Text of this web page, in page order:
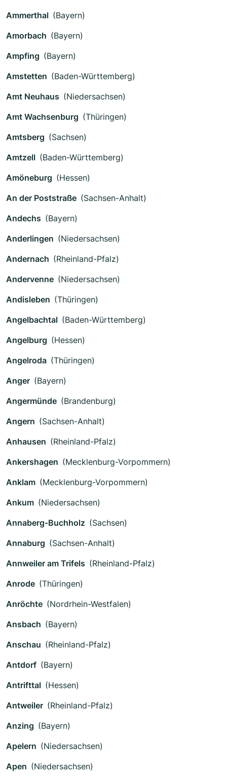
Ammerthal (Bayern)
Amorbach (Bayern)
Ampfing (Bayern)
Amstetten (Baden-Württemberg)
Amt Neuhaus (Niedersachsen)
Amt Wachsenburg (Thüringen)
Amtsberg (Sachsen)
Amtzell (Baden-Württemberg)
Amöneburg (Hessen)
An der Poststraße (Sachsen-Anhalt)
Andechs (Bayern)
Anderlingen (Niedersachsen)
Andernach (Rheinland-Pfalz)
Andervenne (Niedersachsen)
Andisleben (Thüringen)
Angelbachtal (Baden-Württemberg)
Angelburg (Hessen)
Angelroda (Thüringen)
Anger (Bayern)
Angermünde (Brandenburg)
Angern (Sachsen-Anhalt)
Anhausen (Rheinland-Pfalz)
Ankershagen (Mecklenburg-Vorpommern)
Anklam (Mecklenburg-Vorpommern)
Ankum (Niedersachsen)
Annaberg-Buchholz (Sachsen)
Annaburg (Sachsen-Anhalt)
Annweiler am Trifels (Rheinland-Pfalz)
Anrode (Thüringen)
Anröchte (Nordrhein-Westfalen)
Ansbach (Bayern)
Anschau (Rheinland-Pfalz)
Antdorf (Bayern)
Antrifttal (Hessen)
Antweiler (Rheinland-Pfalz)
Anzing (Bayern)
Apelern (Niedersachsen)
Apen (Niedersachsen)